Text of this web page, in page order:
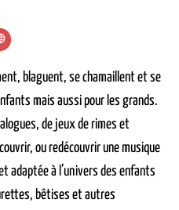
blaguent, se chamaillent et se
mais aussi pour les grands.
de jeux de rimes et
ou redécouvrir une musique
adaptée à l’univers des enfants
bêtises et autres